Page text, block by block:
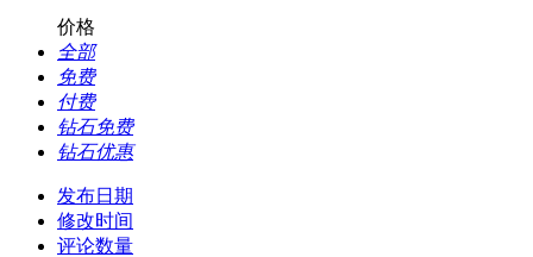
价格
全部
免费
付费
钻石免费
钻石优惠
发布日期
修改时间
评论数量